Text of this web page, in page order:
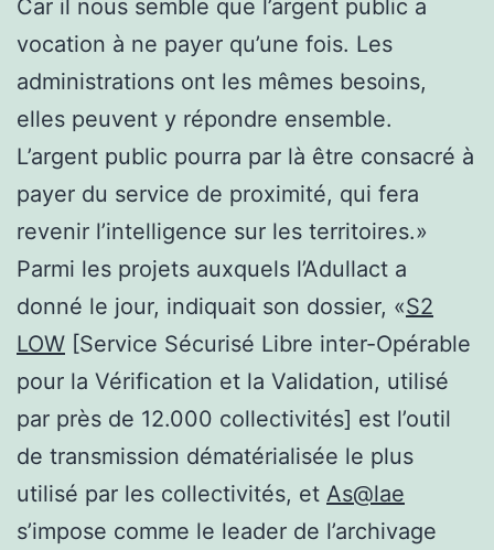
Car il nous semble que l’argent public a
vocation à ne payer qu’une fois. Les
administrations ont les mêmes besoins,
elles peuvent y répondre ensemble.
L’argent public pourra par là être consacré à
payer du service de proximité, qui fera
revenir l’intelligence sur les territoires.»
Parmi les projets auxquels l’Adullact a
donné le jour, indiquait son dossier, «S2
LOW [Service Sécurisé Libre inter-Opérable
pour la Vérification et la Validation, utilisé
par près de 12.000 collectivités] est l’outil
de transmission dématérialisée le plus
utilisé par les collectivités, et As@lae
s’impose comme le leader de l’archivage